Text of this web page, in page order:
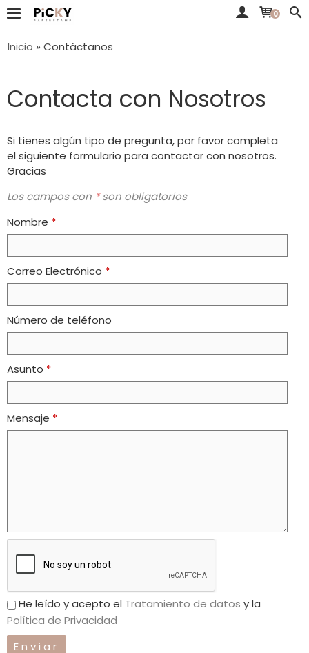
0
Inicio » Contáctanos
Contacta con Nosotros
Si tienes algún tipo de pregunta, por favor completa
el siguiente formulario para contactar con nosotros.
Gracias
Los campos con *son obligatorios
Nombre *
Correo Electrónico *
Número de teléfono
Asunto *
Mensaje *
He leído y acepto el Tratamiento de datos y la
Política de Privacidad